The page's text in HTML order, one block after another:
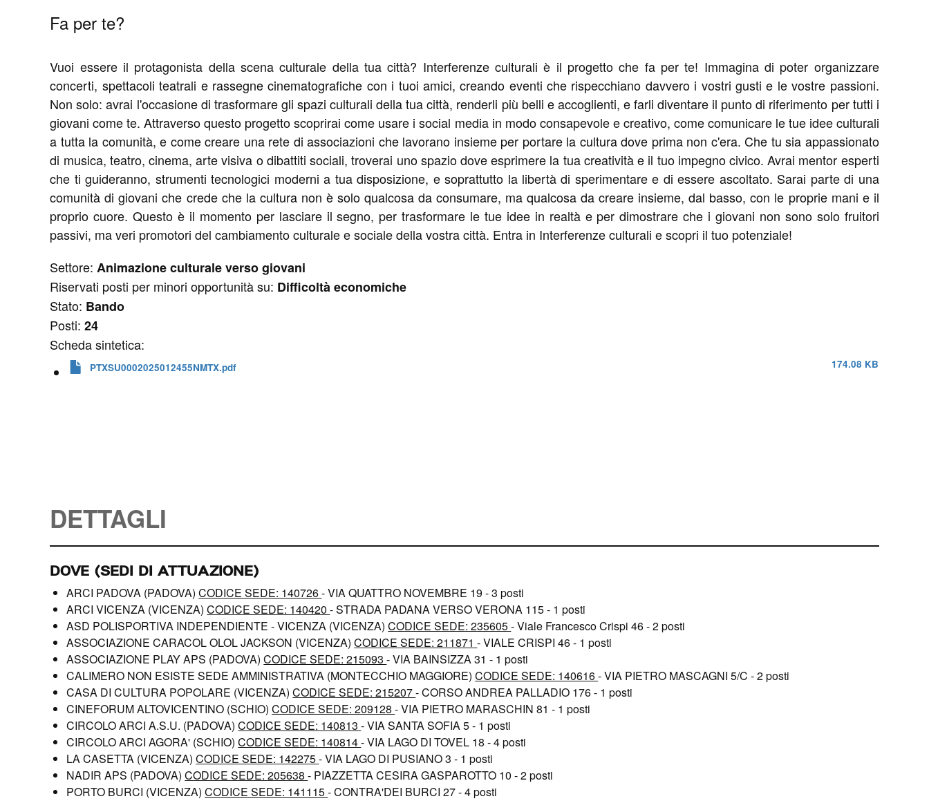
DETTAGLI
DOVE (SEDI DI ATTUAZIONE)
ARCI PADOVA (PADOVA)CODICE SEDE: 140726- VIA QUATTRO NOVEMBRE 19 - 3 posti
ARCI VICENZA (VICENZA)CODICE SEDE: 140420- STRADA PADANA VERSO VERONA 115 - 1 posti
ASD POLISPORTIVA INDEPENDIENTE - VICENZA (VICENZA)CODICE SEDE: 235605- Viale Francesco Crispi 46 - 2 posti
ASSOCIAZIONE CARACOL OLOL JACKSON (VICENZA)CODICE SEDE: 211871- VIALE CRISPI 46 - 1 posti
ASSOCIAZIONE PLAY APS (PADOVA)CODICE SEDE: 215093- VIA BAINSIZZA 31 - 1 posti
CALIMERO NON ESISTE SEDE AMMINISTRATIVA (MONTECCHIO MAGGIORE)CODICE SEDE: 140616- VIA PIETRO MASCAGNI 5/C - 2 posti
CASA DI CULTURA POPOLARE (VICENZA)CODICE SEDE: 215207- CORSO ANDREA PALLADIO 176 - 1 posti
CINEFORUM ALTOVICENTINO (SCHIO)CODICE SEDE: 209128- VIA PIETRO MARASCHIN 81 - 1 posti
CIRCOLO ARCI A.S.U. (PADOVA)CODICE SEDE: 140813- VIA SANTA SOFIA 5 - 1 posti
CIRCOLO ARCI AGORA' (SCHIO)CODICE SEDE: 140814- VIA LAGO DI TOVEL 18 - 4 posti
LA CASETTA (VICENZA)CODICE SEDE: 142275- VIA LAGO DI PUSIANO 3 - 1 posti
NADIR APS (PADOVA)CODICE SEDE: 205638- PIAZZETTA CESIRA GASPAROTTO 10 - 2 posti
PORTO BURCI (VICENZA)CODICE SEDE: 141115- CONTRA'DEI BURCI 27 - 4 posti
Fa per te?
Vuoi essere il protagonista della scena culturale della tua città? Interferenze culturali è il progetto che fa per te! Immagina di poter organizzare
concerti, spettacoli teatrali e rassegne cinematografiche con i tuoi amici, creando eventi che rispecchiano davvero i vostri gusti e le vostre passioni.
Non solo: avrai l'occasione di trasformare gli spazi culturali della tua città, renderli più belli e accoglienti, e farli diventare il punto di riferimento per tutti i
giovani come te. Attraverso questo progetto scoprirai come usare i social media in modo consapevole e creativo, come comunicare le tue idee culturali
a tutta la comunità, e come creare una rete di associazioni che lavorano insieme per portare la cultura dove prima non c'era. Che tu sia appassionato
di musica, teatro, cinema, arte visiva o dibattiti sociali, troverai uno spazio dove esprimere la tua creatività e il tuo impegno civico. Avrai mentor esperti
che ti guideranno, strumenti tecnologici moderni a tua disposizione, e soprattutto la libertà di sperimentare e di essere ascoltato. Sarai parte di una
comunità di giovani che crede che la cultura non è solo qualcosa da consumare, ma qualcosa da creare insieme, dal basso, con le proprie mani e il
proprio cuore. Questo è il momento per lasciare il segno, per trasformare le tue idee in realtà e per dimostrare che i giovani non sono solo fruitori
passivi, ma veri promotori del cambiamento culturale e sociale della vostra città. Entra in Interferenze culturali e scopri il tuo potenziale!
Settore: Animazione culturale verso giovani
Riservati posti per minori opportunità su: Difficoltà economiche
Stato: Bando
Posti:24
Scheda sintetica:
PTXSU0002025012455NMTX.pdf 174.08 KB